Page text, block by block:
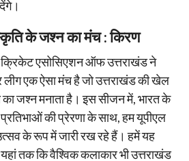
के जश्न का मंच : किरण
क्रिकेट एसोसिएशन ऑफ उत्तराखंड ने
लीग एक ऐसा मंच है जो उत्तराखंड की खेल
जश्न मनाता है। इस सीजन में, भारत के
प्रतिभाओं की प्रेरणा के साथ, हम यूपीएल
के रूप में जारी रख रहे हैं। हमें यह
तक कि वैश्विक कलाकार भी उत्तराखंड